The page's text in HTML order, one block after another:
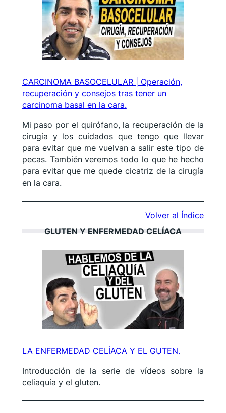
CARCINOMA BASOCELULAR | Operación,
recuperación y consejos tras tener un
carcinoma basal en la cara.
Mi paso por el quirófano, la recuperación de la
cirugía y los cuidados que tengo que llevar
para evitar que me vuelvan a salir este tipo de
pecas. También veremos todo lo que he hecho
para evitar que me quede cicatriz de la cirugía
en la cara.
Volver al Índice
GLUTEN Y ENFERMEDAD CELÍACA
LA ENFERMEDAD CELÍACA Y EL GUTEN.
Introducción de la serie de vídeos sobre la
celiaquía y el gluten.